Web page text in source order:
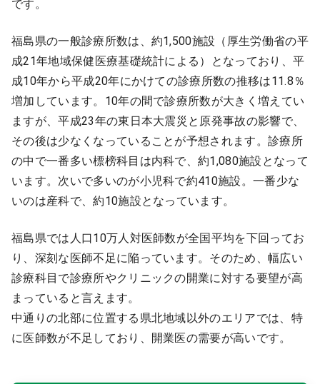
です。
福島県の一般診療所数は、約1,500施設（厚生労働省の平
成21年地域保健医療基礎統計による）となっており、平
成10年から平成20年にかけての診療所数の推移は11.8％
増加しています。10年の間で診療所数が大きく増えてい
ますが、平成23年の東日本大震災と原発事故の影響で、
その後は少なくなっていることが予想されます。診療所
の中で一番多い標榜科目は内科で、約1,080施設となって
います。次いで多いのが小児科で約410施設。一番少な
いのは産科で、約10施設となっています。
福島県では人口10万人対医師数が全国平均を下回ってお
り、深刻な医師不足に陥っています。そのため、幅広い
診療科目で診療所やクリニックの開業に対する要望が高
まっていると言えます。
中通りの北部に位置する県北地域以外のエリアでは、特
に医師数が不足しており、開業医の需要が高いです。